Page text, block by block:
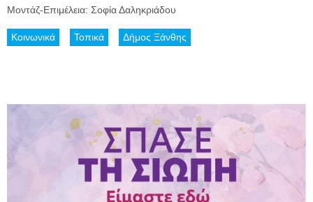
Μοντάζ-Επιμέλεια: Σοφία Δαληκριάδου
Κοινωνικά Τοπικά Δήμος Ξάνθης